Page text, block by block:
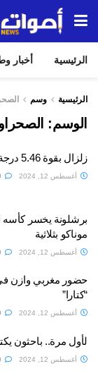
الرئيسية أخبار
الرئيسية وسم
الوسم:
زلزال بقوة 5.46 درجة يضرب الأردن وسوريا
أغسطس 12, 2024
برشلونة ⁦‪يخسر
موناكو بثلاثية
أغسطس 12, 2024
حضور مغربي وازن في
“كتارا”
أغسطس 12, 2024
لأول مرة.. باحثون
أغسطس 12, 2024